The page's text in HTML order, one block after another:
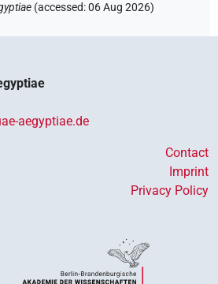
(accessed:06 Aug 2026)
aegyptiae.de
Contact
Imprint
Privacy Policy